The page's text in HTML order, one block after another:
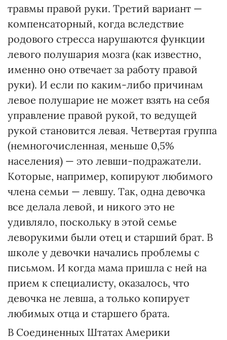
травмы правой руки. Третий вариант —
компенсаторный, когда вследствие
родового стресса нарушаются функции
левого полушария мозга (как известно,
именно оно отвечает за работу правой
руки). И если по каким-либо причинам
левое полушарие не может взять на себя
управление правой рукой, то ведущей
рукой становится левая. Четвертая группа
(немногочисленная, меньше 0,5%
населения) — это левши-подражатели.
Которые, например, копируют любимого
члена семьи — левшу. Так, одна девочка
все делала левой, и никого это не
удивляло, поскольку в этой семье
леворукими были отец и старший брат. В
школе у девочки начались проблемы с
письмом. И когда мама пришла с ней на
прием к специалисту, оказалось, что
девочка не левша, а только копирует
любимых отца и старшего брата.
В Соединенных Штатах Америки